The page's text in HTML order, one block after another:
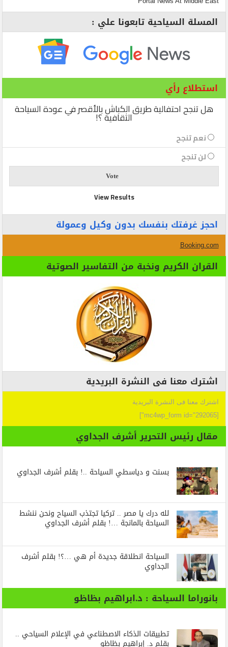
المسلة السياحية تابعونا علي :
استطلاع رأي
هل تنجح احتفالية طريق الكباش بالأقصر في عودة السياحة
الثقافية ؟!
نعم تنجح
لن تنجح
View Results
احجز غرفتك بنفسك بدون وكيل وعمولة
Booking.com
القران الكريم ونخبة من التفاسير الصوتية
اشترك معنا فى النشرة البريدية
اشترك معنا فى النشرة البريدية
[mc4wp_form id="292065"]
مقال رئيس التحرير أشرف الجداوي
بسنت و دياسطي السياحة ..! بقلم أشرف الجداوي
لله درك يا مصر .. تركيا تجتذب السياح ونحن ننشط
السياحة بالمانجة …! بقلم أشرف الجداوي
السياحة انطلاقة جديدة أم هي …؟! بقلم أشرف
الجداوي
بانوراما السياحة : د.ابراهيم بظاظو
تطبيقات الذكاء الاصطناعي في الإعلام السياحي ..
بقلم د. إبراهيم بظاظو